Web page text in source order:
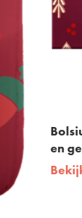
Glow -
-